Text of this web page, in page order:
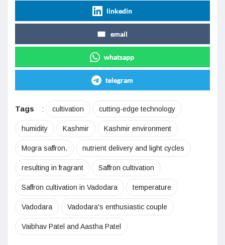
linkedin
email
whatsapp
telegram
Tags : cultivation cutting-edge technology
humidity Kashmir Kashmir environment
Mogra saffron. nutrient delivery and light cycles
resulting in fragrant Saffron cultivation
Saffron cultivation in Vadodara temperature
Vadodara Vadodara's enthusiastic couple
Vaibhav Patel and Aastha Patel